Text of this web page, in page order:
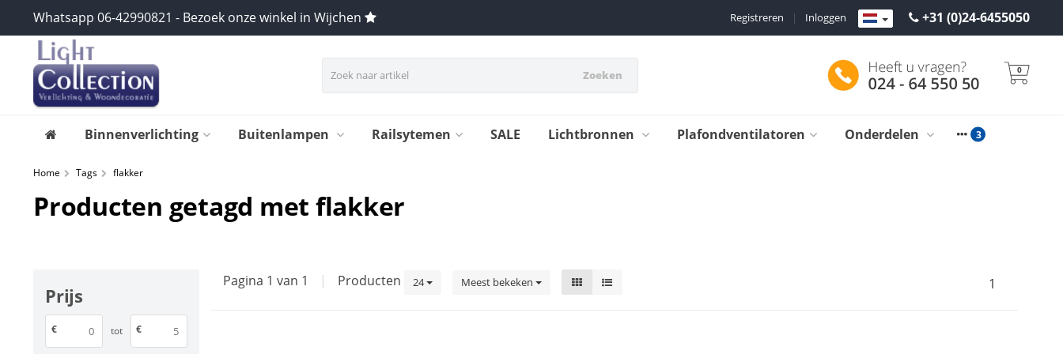
Whatsapp 06-42990821 - Bezoek onze winkel in Wijchen +31 (0)24-6455050
Inloggen
|
Registreren
Zoeken 0
Binnenverlichting Buitenlampen Railsytemen SALE Lichtbronnen Plafondventilatoren Onderdelen
Home Tags flakker
Producten getagd met flakker
Prijs
€ tot €
Pagina 1 van 1 | Producten 24 Meest bekeken 1